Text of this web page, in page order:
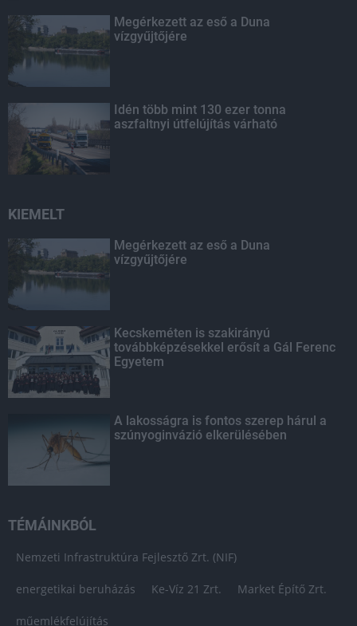
Megérkezett az eső a Duna
vízgyűjtőjére
Idén több mint 130 ezer tonna
aszfaltnyi útfelújítás várható
KIEMELT
Megérkezett az eső a Duna
vízgyűjtőjére
Kecskeméten is szakirányú
továbbképzésekkel erősít a Gál Ferenc
Egyetem
A lakosságra is fontos szerep hárul a
szúnyoginvázió elkerülésében
TÉMÁINKBÓL
Nemzeti Infrastruktúra Fejlesztő Zrt. (NIF)
energetikai beruházás Ke-Víz 21 Zrt. Market Építő Zrt.
műemlékfelújítás